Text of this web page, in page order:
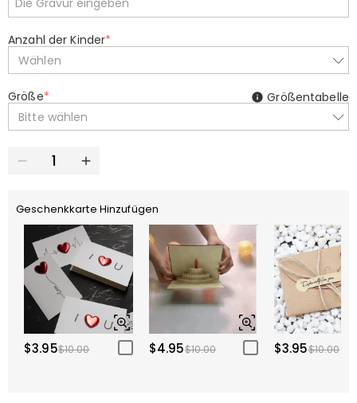
Anzahl der Kinder*
Wählen
Größe*
Bitte wählen
Größentabelle
Geschenkkarte Hinzufügen
$3.95$10.00 $4.95$10.00 $3.95$10.00